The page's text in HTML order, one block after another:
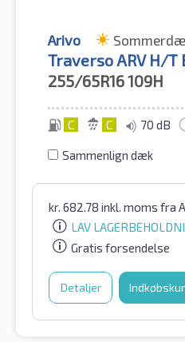
Arivo
Traverso ARV H/T
255/65R16109H
C C 70 dB
Sammenlign dæk
kr. 682.78 inkl. moms fra
LAV
Gratis forsendelse
Detaljer